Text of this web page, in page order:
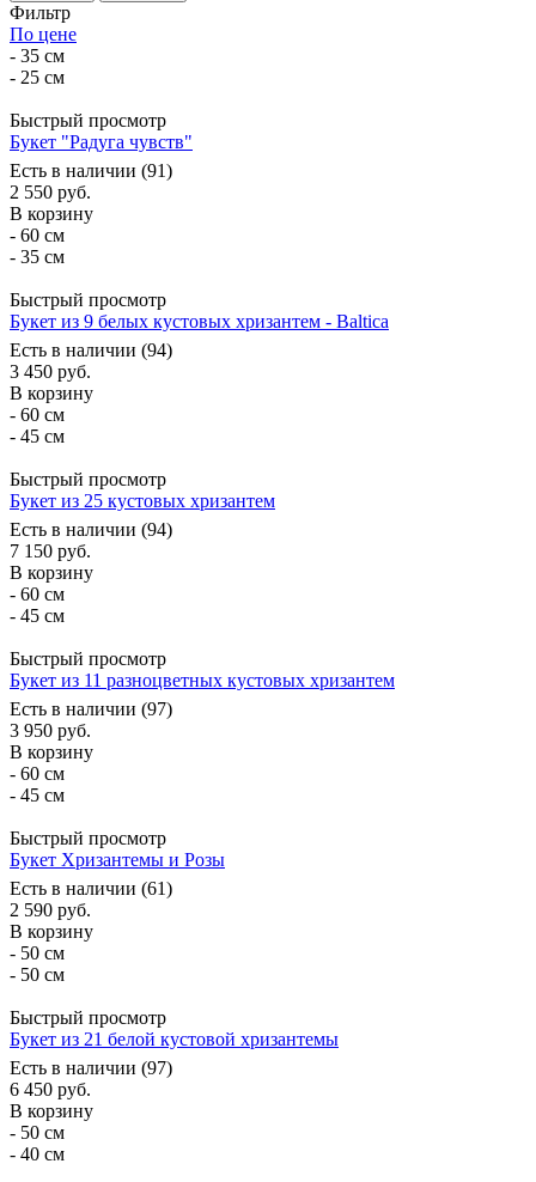
Фильтр
По цене
- 35 см
- 25 см
Быстрый просмотр
Букет "Радуга чувств"
Есть в наличии (91)
2 550 руб.
В корзину
- 60 см
- 35 см
Быстрый просмотр
Букет из 9 белых кустовых хризантем - Baltica
Есть в наличии (94)
3 450 руб.
В корзину
- 60 см
- 45 см
Быстрый просмотр
Букет из 25 кустовых хризантем
Есть в наличии (94)
7 150 руб.
В корзину
- 60 см
- 45 см
Быстрый просмотр
Букет из 11 разноцветных кустовых хризантем
Есть в наличии (97)
3 950 руб.
В корзину
- 60 см
- 45 см
Быстрый просмотр
Букет Хризантемы и Розы
Есть в наличии (61)
2 590 руб.
В корзину
- 50 см
- 50 см
Быстрый просмотр
Букет из 21 белой кустовой хризантемы
Есть в наличии (97)
6 450 руб.
В корзину
- 50 см
- 40 см